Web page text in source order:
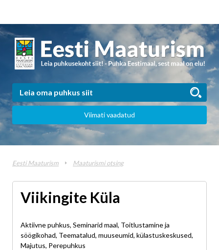
Viimati vaadatud
Eesti Maaturism Maaturismi otsing
Viikingite Küla
Aktiivne puhkus, Seminarid maal, Toitlustamine ja
söögikohad, Teematalud, muuseumid, külastuskeskused,
Majutus, Perepuhkus